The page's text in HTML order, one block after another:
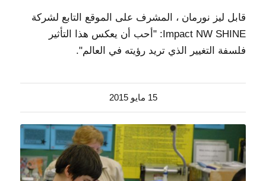
قابل ليز نورمان ، المشرف على الموقع التابع لشركة
Impact NW SHINE: "أحب أن يعكس هذا التأثير
فلسفة التغيير الذي تريد رؤيته في العالم".
15 مايو 2015